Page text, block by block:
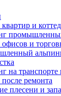
и
офисов и
на
ремонта
плесени и